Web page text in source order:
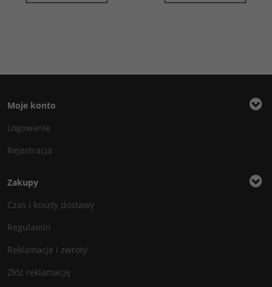
Moje konto
Logowanie
Rejestracja
Zakupy
Czas i koszty dostawy
Regulamin
Reklamacje i zwroty
Złóż reklamację